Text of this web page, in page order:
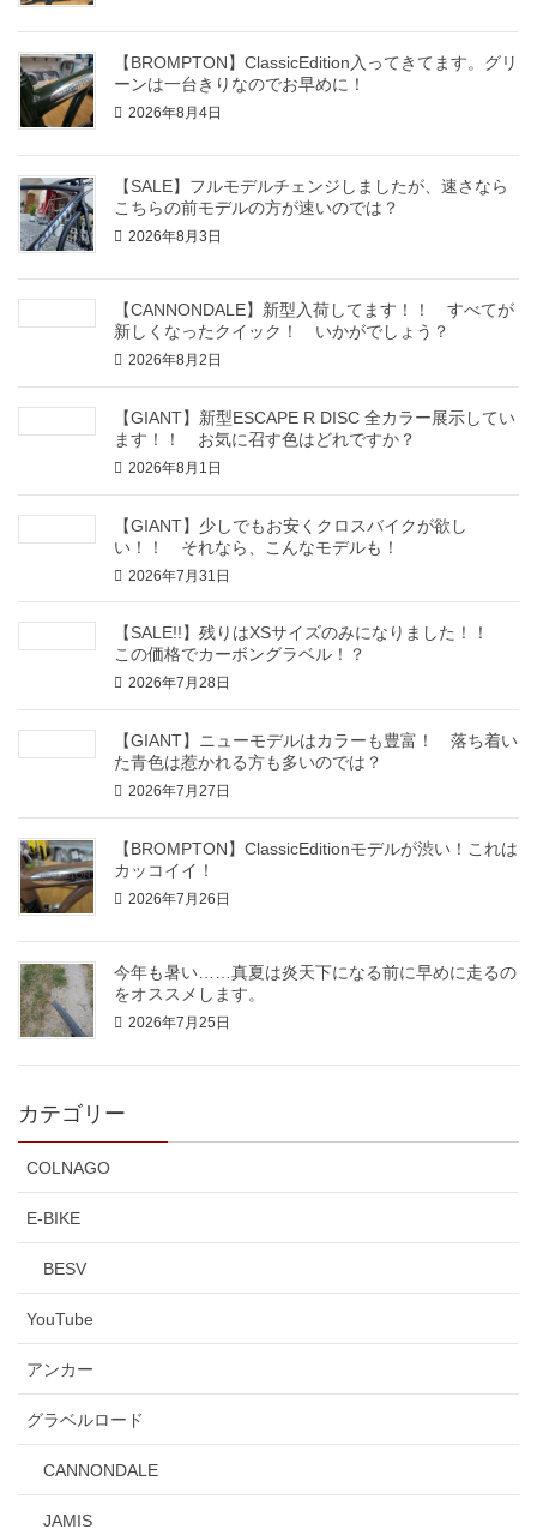
【BROMPTON】ClassicEdition入ってきてます。グリ
ーンは一台きりなのでお早めに！
2026年8月4日
【SALE】フルモデルチェンジしましたが、速さなら
こちらの前モデルの方が速いのでは？
2026年8月3日
【CANNONDALE】新型入荷してます！！ すべてが
新しくなったクイック！ いかがでしょう？
2026年8月2日
【GIANT】新型ESCAPE R DISC 全カラー展示してい
ます！！ お気に召す色はどれですか？
2026年8月1日
【GIANT】少しでもお安くクロスバイクが欲し
い！！ それなら、こんなモデルも！
2026年7月31日
【SALE!!】残りはXSサイズのみになりました！！
この価格でカーボングラベル！？
2026年7月28日
【GIANT】ニューモデルはカラーも豊富！ 落ち着い
た青色は惹かれる方も多いのでは？
2026年7月27日
【BROMPTON】ClassicEditionモデルが渋い！これは
カッコイイ！
2026年7月26日
今年も暑い……真夏は炎天下になる前に早めに走るの
をオススメします。
2026年7月25日
カテゴリー
COLNAGO
E-BIKE
BESV
YouTube
アンカー
グラベルロード
CANNONDALE
JAMIS